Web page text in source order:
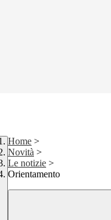
Home >
Novità >
Le notizie >
Orientamento